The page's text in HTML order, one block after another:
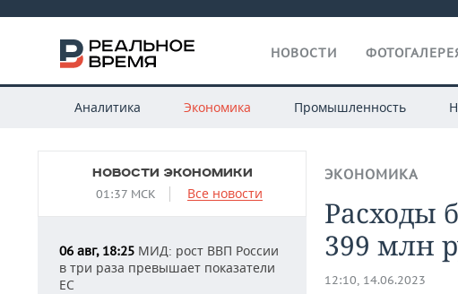
НОВОСТИ
Аналитика Экономика Промышленность
НОВОСТИ ЭКОНОМИКИ
01:37 МСК Все новости
06 авг, 18:25 МИД: рост ВВП России
в три раза превышает показатели
ЕС
ЭКОНОМИКА
Расходы
399 млн
12:10, 14.06.2023